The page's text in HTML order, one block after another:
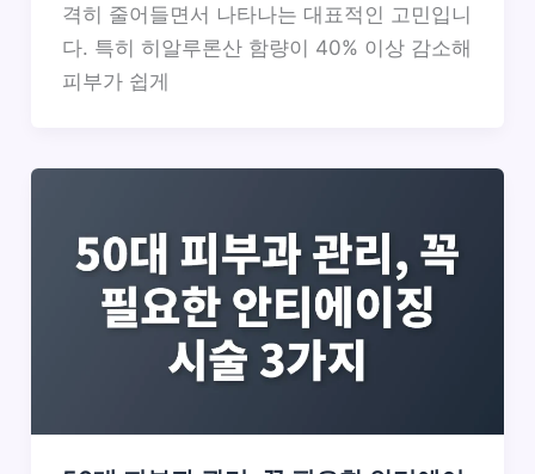
격히 줄어들면서 나타나는 대표적인 고민입니
다. 특히 히알루론산 함량이 40% 이상 감소해
피부가 쉽게